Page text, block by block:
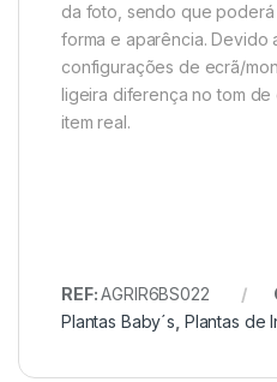
da foto, sendo que poderá
forma e aparência. Devido
configurações de ecrã/
ligeira diferença no tom de
item real.
REF:AGRIR6BS022
Plantas Baby´s Plantas de